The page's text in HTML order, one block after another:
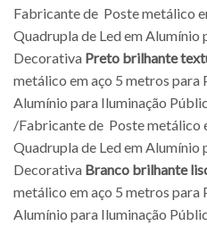
Fabricante de Poste metálico
Quadrupla de Led em Alumínio
Decorativa Preto brilhante
metálico em aço 5 metros para
Alumínio para Iluminação
/Fabricante de Poste metálico
Quadrupla de Led em Alumínio
Decorativa Branco brilhante
metálico em aço 5 metros para
Alumínio para Iluminação